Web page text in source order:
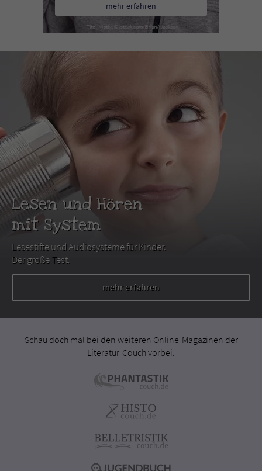
mehr erfahren
Lesen und Hören
mit System
Lesestifte und Audiosysteme für Kinder.
Der große Test.
mehr erfahren
Schau doch mal bei den weiteren Online-Magazinen der
Literatur-Couch vorbei: